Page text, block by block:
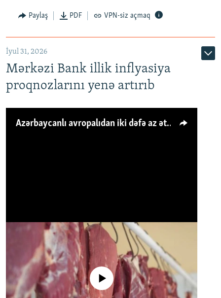
Paylaş PDF VPN-siz açmaq
İyul 31, 2026
Mərkəzi Bank illik inflyasiya
proqnozlarını yenə artırıb
Azərbaycanlı avropalıdan iki dəfə az ət yeyir, amma... 'Qiymət artımı qaçılmazdır'
No media source currently available